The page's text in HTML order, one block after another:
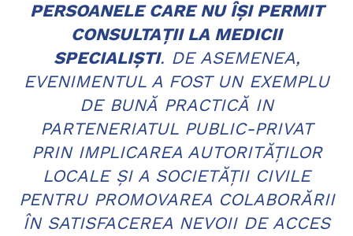
PERSOANELE CARE NU ÎȘI PERMIT
CONSULTAȚII LA MEDICII
SPECIALIȘTI. DE ASEMENEA,
EVENIMENTUL A FOST UN EXEMPLU
DE BUNĂ PRACTICĂ IN
PARTENERIATUL PUBLIC-PRIVAT
PRIN IMPLICAREA AUTORITĂȚILOR
LOCALE ȘI A SOCIETĂȚII CIVILE
PENTRU PROMOVAREA COLABORĂRII
ÎN SATISFACEREA NEVOII DE ACCES